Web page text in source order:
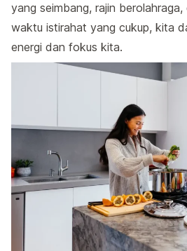
yang seimbang, rajin
waktu istirahat yang cukup, kita
energi dan fokus kita.